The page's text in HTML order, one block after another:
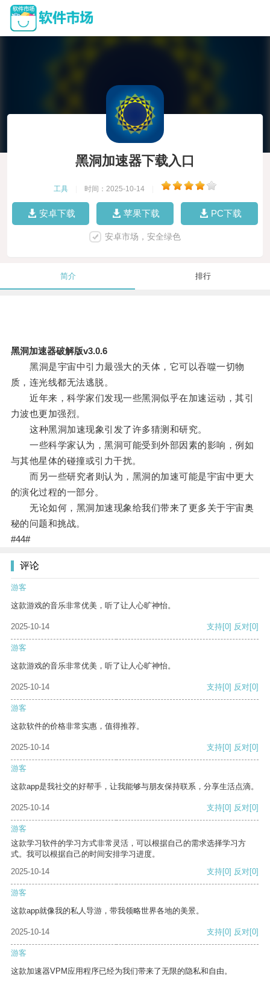
黑洞加速器下载入口
工具 时间：2025-10-14
安卓下载 苹果下载 PC下载
安卓市场，安全绿色
简介 排行
黑洞加速器破解版v3.0.6
黑洞是宇宙中引力最强大的天体，它可以吞噬一切物
质，连光线都无法逃脱。
近年来，科学家们发现一些黑洞似乎在加速运动，其引
力波也更加强烈。
这种黑洞加速现象引发了许多猜测和研究。
一些科学家认为，黑洞可能受到外部因素的影响，例如
与其他星体的碰撞或引力干扰。
而另一些研究者则认为，黑洞的加速可能是宇宙中更大
的演化过程的一部分。
无论如何，黑洞加速现象给我们带来了更多关于宇宙奥
秘的问题和挑战。
#44#
评论
游客
这款游戏的音乐非常优美，听了让人心旷神怡。
2025-10-14 支持[0] 反对[0]
游客
这款游戏的音乐非常优美，听了让人心旷神怡。
2025-10-14 支持[0] 反对[0]
游客
这款软件的价格非常实惠，值得推荐。
2025-10-14 支持[0] 反对[0]
游客
这款app是我社交的好帮手，让我能够与朋友保持联系，分享生活点滴。
2025-10-14 支持[0] 反对[0]
游客
这款学习软件的学习方式非常灵活，可以根据自己的需求选择学习方
式。我可以根据自己的时间安排学习进度。
2025-10-14
支持[0] 反对[0]
游客
这款app就像我的私人导游，带我领略世界各地的美景。
2025-10-14 支持[0] 反对[0]
游客
这款加速器VPM应用程序已经为我们带来了无限的隐私和自由。